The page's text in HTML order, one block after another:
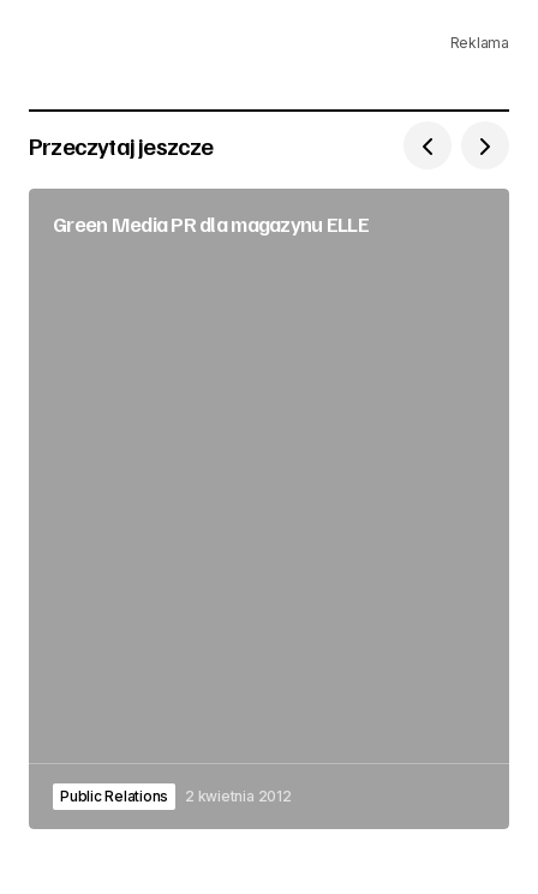
Reklama
Przeczytaj jeszcze
Green Media PR dla magazynu ELLE
Public Relations 2 kwietnia 2012